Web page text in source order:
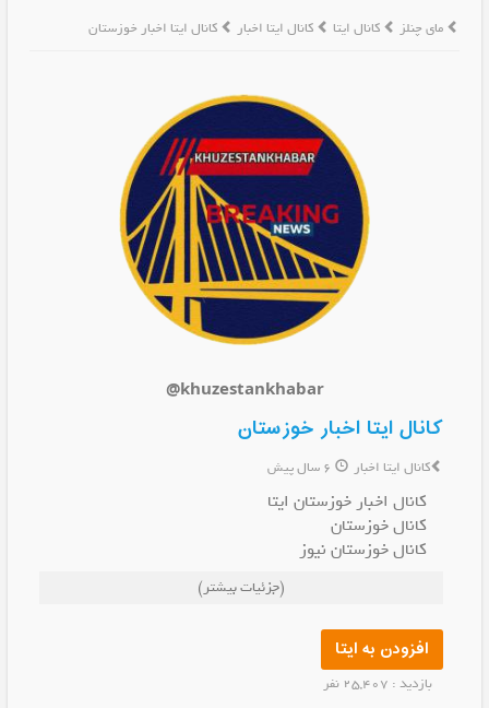
مای چنلز کانال ایتا کانال ایتا اخبار کانال ایتا اخبار خوزستان
@khuzestankhabar
کانال ایتا اخبار خوزستان
کانال ایتا اخبار
کانال اخبار خوزستان ایتا
کانال خوزستان
کانال خوزستان نیوز
کانال ایتا اخبار خوزستان
کانال ایتا شبکه خبری خوزستان
کانال خبر فوری اهواز
کانال ایتا اهواز
کانال خبر فوری خوزستان
(جزئیات بیشتر)
افزودن به ایتا
بازدید : 25,407 نفر